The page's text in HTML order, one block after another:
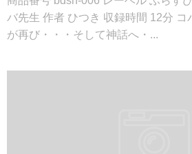
バ先生 作者 ひつき 収録時間 12分 コ
が再び・・・そして神話へ・...